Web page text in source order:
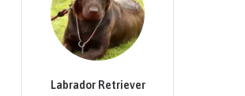
Labrador Retriever